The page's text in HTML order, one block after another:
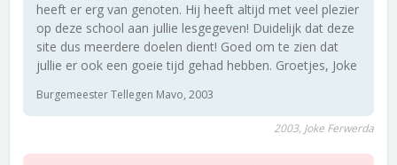
heeft er erg van genoten. Hij heeft altijd met veel plezier
op deze school aan jullie lesgegeven! Duidelijk dat deze
site dus meerdere doelen dient! Goed om te zien dat
jullie er ook een goeie tijd gehad hebben. Groetjes, Joke
Burgemeester Tellegen Mavo, 2003
2003, Joke Ferwerda